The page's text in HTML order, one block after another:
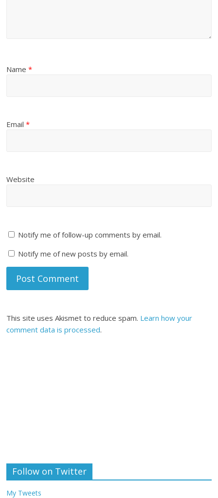
Name*
Email*
Website
Notify me of follow-up comments by email.
Notify me of new posts by email.
This site uses Akismet to reduce spam. Learn how your
comment data is processed.
Follow on Twitter
My Tweets